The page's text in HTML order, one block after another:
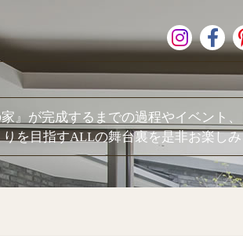
』が完成するまでの過程やイベント
を目指すALLの舞台裏を是非お楽し